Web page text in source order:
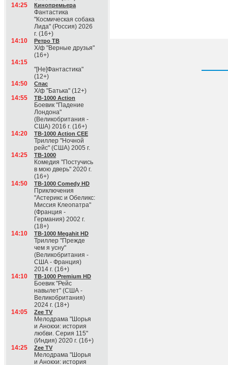
14:25
Кинопремьера
Фантастика
"Космическая собака
Лида" (Россия) 2026
г. (16+)
14:10
Ретро ТВ
Х/ф "Верные друзья"
(16+)
14:15
"[Не]Фантастика"
(12+)
14:50
Спас
Х/ф "Батька" (12+)
14:55
ТВ-1000 Action
Боевик "Падение
Лондона"
(Великобритания -
США) 2016 г. (16+)
14:20
ТВ-1000 Action CEE
Триллер "Ночной
рейс" (США) 2005 г.
14:25
ТВ-1000
Комедия "Постучись
в мою дверь" 2020 г.
(16+)
14:50
ТВ-1000 Comedy HD
Приключения
"Астерикс и Обеликс:
Миссия Клеопатра"
(Франция -
Германия) 2002 г.
(18+)
14:10
ТВ-1000 Megahit HD
Триллер "Прежде
чем я усну"
(Великобритания -
США - Франция)
2014 г. (16+)
14:10
ТВ-1000 Premium HD
Боевик "Рейс
навылет" (США -
Великобритания)
2024 г. (18+)
14:05
Zee TV
Мелодрама "Шорья
и Анокхи: история
любви. Серия 115"
(Индия) 2020 г. (16+)
14:25
Zee TV
Мелодрама "Шорья
и Анокхи: история